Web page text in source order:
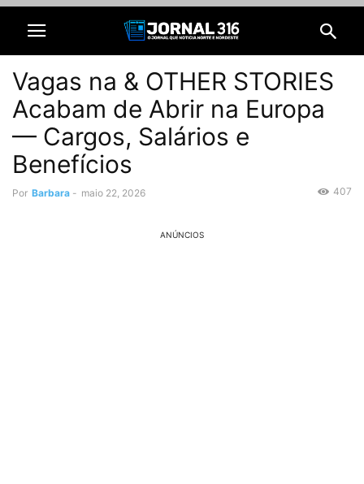
Vagas na & OTHER STORIES
Acabam de Abrir na Europa
— Cargos, Salários e
Benefícios
Por Barbara - maio 22, 2026 407
ANÚNCIOS